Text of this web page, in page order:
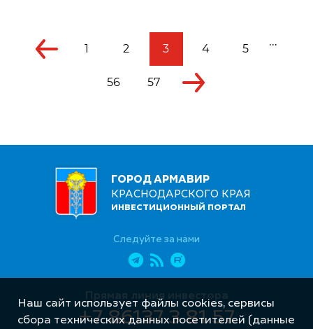
1 2 3 4 5 ...
56 57
ГОРОД АРМАВИР
КРАСНОДАРСКОГО КРАЯ
ИНВЕСТИЦИОННЫЙ ПОРТАЛ
Следуйте за нами
Прямая линия инвестора
+7 86137 3 81 57
Наш сайт использует файлы cookies, сервисы
сбора технических данных посетителей (данные